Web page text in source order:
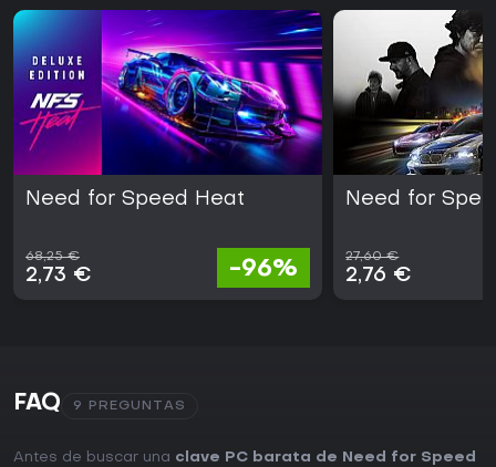
Need for Speed Heat
68,25 €
2,73 € -96%
Need for
27,60 €
2,76 €
FAQ 9 PREGUNTAS
Antes de buscar una clave PC barata de Need for Speed